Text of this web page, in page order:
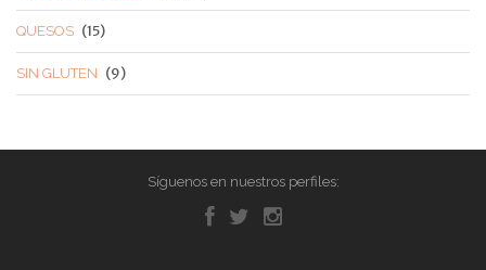
QUESOS (15)
SIN GLUTEN (9)
Síguenos en nuestros perfiles: